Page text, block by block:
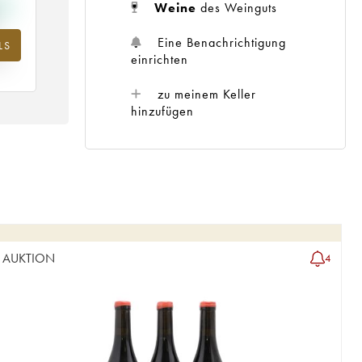
Weine des Weinguts
Eine Benachrichtigung
einrichten
zu meinem Keller
hinzufügen
AUKTION 4